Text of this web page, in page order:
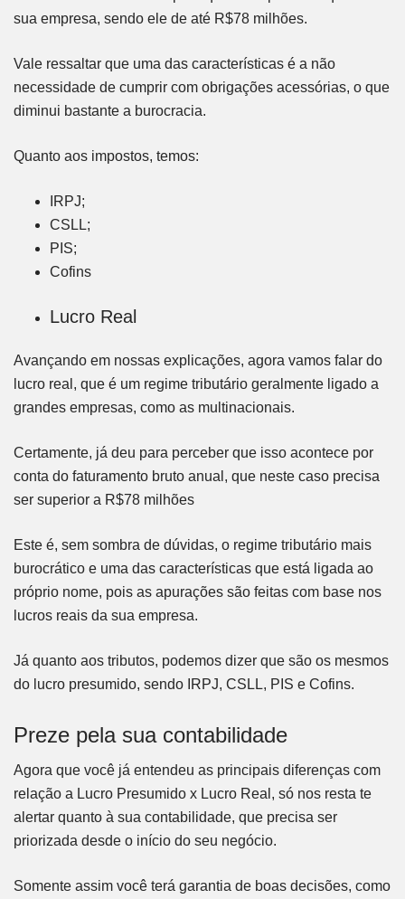
sua empresa, sendo ele de até R$78 milhões.
Vale ressaltar que uma das características é a não
necessidade de cumprir com obrigações acessórias, o que
diminui bastante a burocracia.
Quanto aos impostos, temos:
IRPJ;
CSLL;
PIS;
Cofins
Lucro Real
Avançando em nossas explicações, agora vamos falar do
lucro real, que é um regime tributário geralmente ligado a
grandes empresas, como as multinacionais.
Certamente, já deu para perceber que isso acontece por
conta do faturamento bruto anual, que neste caso precisa
ser superior a R$78 milhões
Este é, sem sombra de dúvidas, o regime tributário mais
burocrático e uma das características que está ligada ao
próprio nome, pois as apurações são feitas com base nos
lucros reais da sua empresa.
Já quanto aos tributos, podemos dizer que são os mesmos
do lucro presumido, sendo IRPJ, CSLL, PIS e Cofins.
Preze pela sua contabilidade
Agora que você já entendeu as principais diferenças com
relação a Lucro Presumido x Lucro Real, só nos resta te
alertar quanto à sua contabilidade, que precisa ser
priorizada desde o início do seu negócio.
Somente assim você terá garantia de boas decisões, como